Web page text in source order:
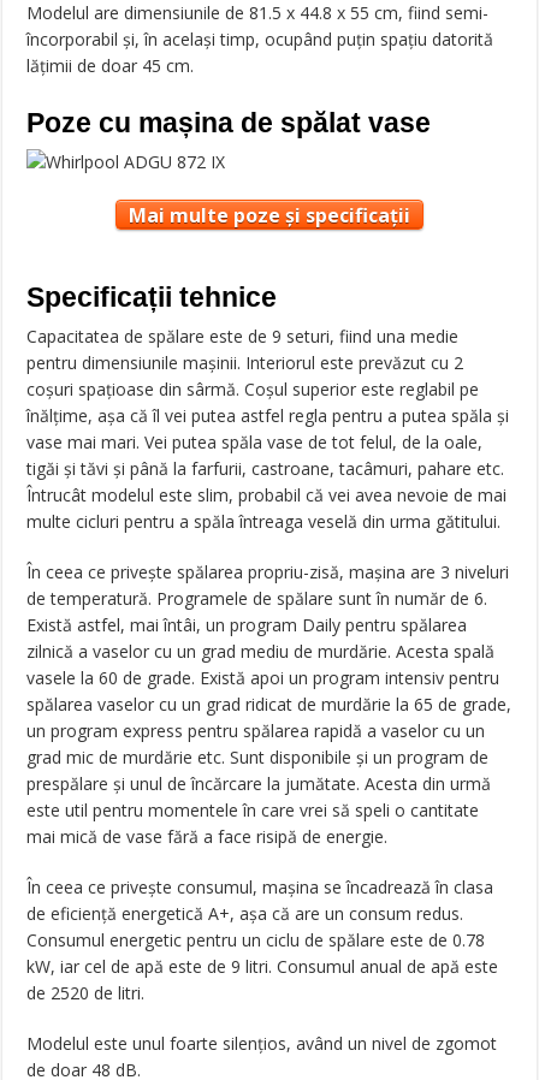
Modelul are dimensiunile de 81.5 x 44.8 x 55 cm, fiind semi-
încorporabil și, în același timp, ocupând puțin spațiu datorită
lățimii de doar 45 cm.
Poze cu mașina de spălat vase
Mai multe poze și specificații
Specificații tehnice
Capacitatea de spălare este de 9 seturi, fiind una medie
pentru dimensiunile mașinii. Interiorul este prevăzut cu 2
coșuri spațioase din sârmă. Coșul superior este reglabil pe
înălțime, așa că îl vei putea astfel regla pentru a putea spăla și
vase mai mari. Vei putea spăla vase de tot felul, de la oale,
tigăi și tăvi și până la farfurii, castroane, tacâmuri, pahare etc.
Întrucât modelul este slim, probabil că vei avea nevoie de mai
multe cicluri pentru a spăla întreaga veselă din urma gătitului.
În ceea ce privește spălarea propriu-zisă, mașina are 3 niveluri
de temperatură. Programele de spălare sunt în număr de 6.
Există astfel, mai întâi, un program Daily pentru spălarea
zilnică a vaselor cu un grad mediu de murdărie. Acesta spală
vasele la 60 de grade. Există apoi un program intensiv pentru
spălarea vaselor cu un grad ridicat de murdărie la 65 de grade,
un program express pentru spălarea rapidă a vaselor cu un
grad mic de murdărie etc. Sunt disponibile și un program de
prespălare și unul de încărcare la jumătate. Acesta din urmă
este util pentru momentele în care vrei să speli o cantitate
mai mică de vase fără a face risipă de energie.
În ceea ce privește consumul, mașina se încadrează în clasa
de eficiență energetică A+, așa că are un consum redus.
Consumul energetic pentru un ciclu de spălare este de 0.78
kW, iar cel de apă este de 9 litri. Consumul anual de apă este
de 2520 de litri.
Modelul este unul foarte silențios, având un nivel de zgomot
de doar 48 dB.